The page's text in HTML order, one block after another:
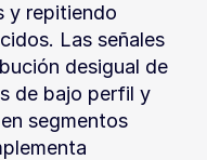
y repitiendo
Las señales
desigual de
de bajo perfil y
segmentos